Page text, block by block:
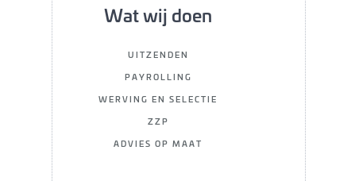
Wat wij doen
UITZENDEN
PAYROLLING
WERVING EN SELECTIE
ZZP
ADVIES OP MAAT